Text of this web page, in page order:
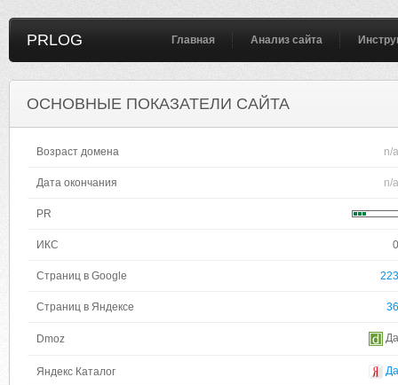
PRLOG Главная Анализ сайта
ОСНОВНЫЕ ПОКАЗАТЕЛИ САЙТА
Возраст домена n/a
Дата окончания n/a
PR
ИКС 0
Страниц в Google 223
Страниц в Яндексе 36
Dmoz Да
Яндекс Каталог Да